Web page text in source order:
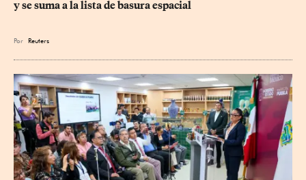
y se suma a la lista de basura espacial
Por Reuters